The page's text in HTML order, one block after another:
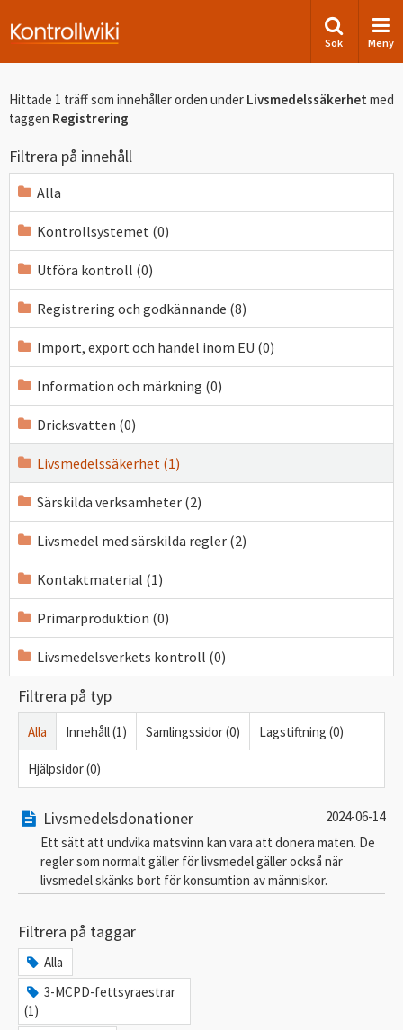
Sök Meny
Hittade 1 träff som innehåller orden under Livsmedelssäkerhet med
taggen Registrering
Filtrera på innehåll
Alla
Kontrollsystemet (0)
Utföra kontroll (0)
Registrering och godkännande (8)
Import, export och handel inom EU (0)
Information och märkning (0)
Dricksvatten (0)
Livsmedelssäkerhet (1)
Särskilda verksamheter (2)
Livsmedel med särskilda regler (2)
Kontaktmaterial (1)
Primärproduktion (0)
Livsmedelsverkets kontroll (0)
Filtrera på typ
Alla Innehåll (1) Samlingssidor (0) Lagstiftning (0)
Hjälpsidor (0)
Livsmedelsdonationer
2024-06-14
Ett sätt att undvika matsvinn kan vara att donera maten. De
regler som normalt gäller för livsmedel gäller också när
livsmedel skänks bort för konsumtion av människor.
Filtrera på taggar
Alla
3-MCPD-fettsyraestrar
(1)